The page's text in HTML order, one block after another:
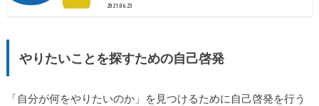
2021.06.23
やりたいことを探すための自己啓発
「自分が何をやりたいのか」を見つけるために自己啓発を行う